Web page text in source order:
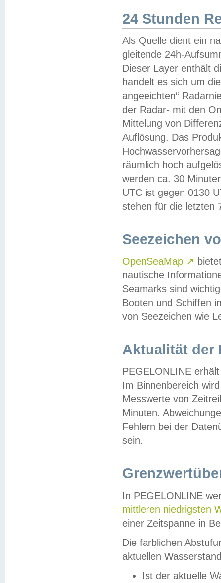
24 Stunden
Als Quelle dient ein
gleitende 24h-
Dieser Layer enthält
handelt es sich um
angeeichten“
der Radar- mit den
Mittelung von
Auflösung. Das
räumlich hoch
werden ca. 30
UTC ist gegen 0130
stehen für die letzten
Seezeichen
OpenSeaMap ↗
nautische
Seamarks sind
Booten und Schiffen
von Seezeichen wie
Aktualität der
PEGELONLINE
Im Binnenbereich
Messwerte von
Minuten.
Fehlern bei der
sein.
In PEGELONLINE
mittleren niedrigsten
einer Zeitspanne in
Die farblichen
aktuellen
Ist der aktuelle